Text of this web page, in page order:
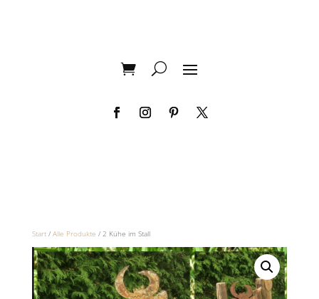
Start/ Alle Produkte / 2 Kühe im Stall